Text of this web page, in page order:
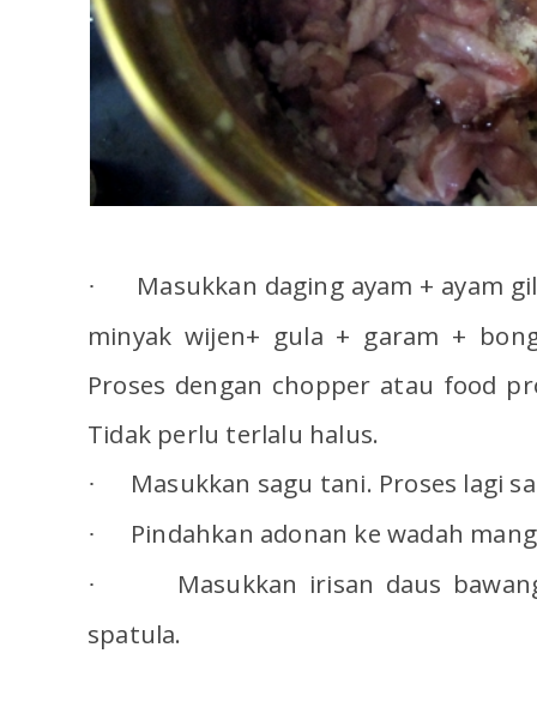
·
Masukkan daging ayam + ayam
minyak wijen+ gula + garam +
Proses dengan chopper atau food
Tidak perlu terlalu halus.
· Masukkan sagu tani. Proses lagi
· Pindahkan adonan ke wadah
·
Masukkan irisan daus
spatula.